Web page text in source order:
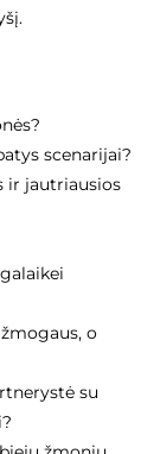
scenarijai?
ir jautriausios
o
su